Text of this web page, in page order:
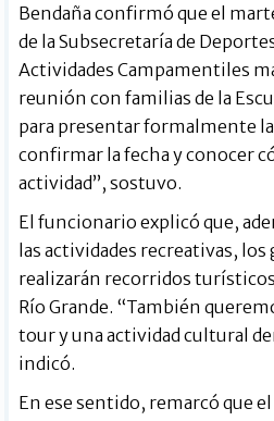
Bendaña confirmó que el
de la Subsecretaría de
Actividades Campamentiles
reunión con familias de la
para presentar formalmente
confirmar la fecha y conocer
actividad”, sostuvo.
El funcionario explicó que,
las actividades recreativas,
realizarán recorridos
Río Grande. “También
tour y una actividad cultural
indicó.
En ese sentido, remarcó que